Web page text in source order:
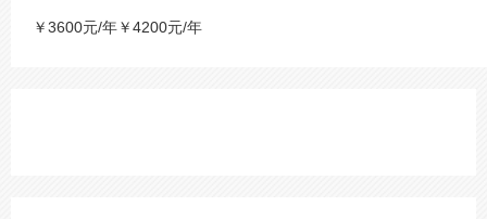
￥3600元/年￥4200元/年